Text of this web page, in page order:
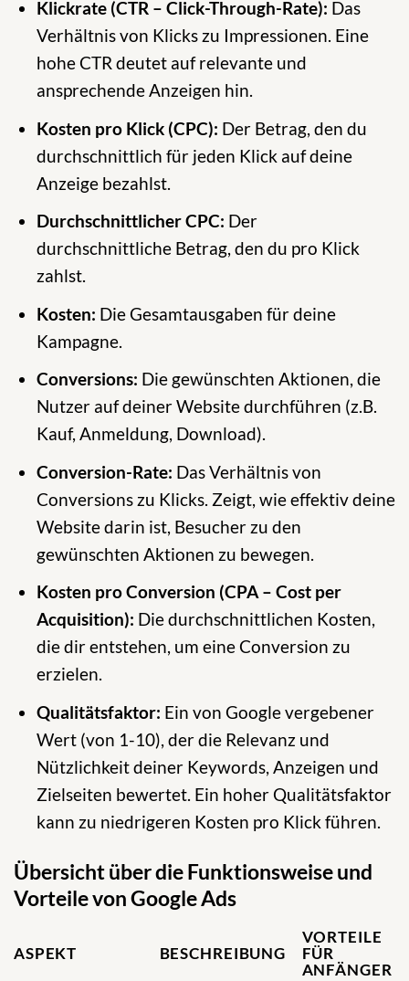
Klickrate (CTR – Click-Through-Rate): Das
Verhältnis von Klicks zu Impressionen. Eine
hohe CTR deutet auf relevante und
ansprechende Anzeigen hin.
Kosten pro Klick (CPC): Der Betrag, den du
durchschnittlich für jeden Klick auf deine
Anzeige bezahlst.
Durchschnittlicher CPC: Der
durchschnittliche Betrag, den du pro Klick
zahlst.
Kosten: Die Gesamtausgaben für deine
Kampagne.
Conversions: Die gewünschten Aktionen, die
Nutzer auf deiner Website durchführen (z.B.
Kauf, Anmeldung, Download).
Conversion-Rate: Das Verhältnis von
Conversions zu Klicks. Zeigt, wie effektiv deine
Website darin ist, Besucher zu den
gewünschten Aktionen zu bewegen.
Kosten pro Conversion (CPA – Cost per
Acquisition): Die durchschnittlichen Kosten,
die dir entstehen, um eine Conversion zu
erzielen.
Qualitätsfaktor: Ein von Google vergebener
Wert (von 1-10), der die Relevanz und
Nützlichkeit deiner Keywords, Anzeigen und
Zielseiten bewertet. Ein hoher Qualitätsfaktor
kann zu niedrigeren Kosten pro Klick führen.
Übersicht über die Funktionsweise und
Vorteile von Google Ads
ASPEKT BESCHREIBUNG
VORTEILE
FÜR
ANFÄNGER